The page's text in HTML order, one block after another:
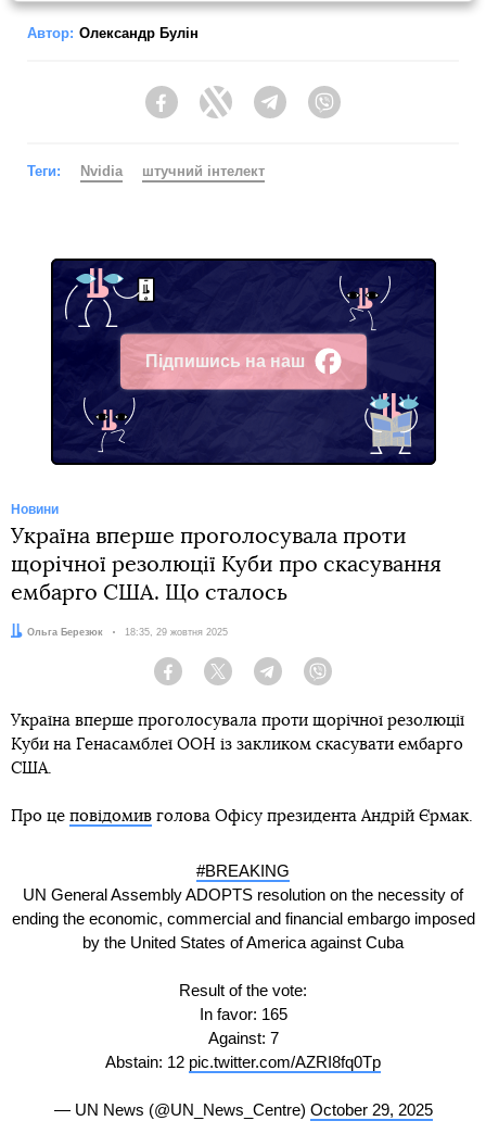
Автор: Олександр Булін
FacebookTwitter Telegram
Теги: Nvidia штучний інтелект
Підпишись на наш
Facebook
Новини
Україна вперше проголосувала проти
щорічної резолюції Куби про скасування
ембарго США. Що сталось
Автор:
Ольга Березюк Дата:
18:35, 29 жовтня 2025
Facebook Twitter Telegram
Україна вперше проголосувала проти щорічної резолюції
Куби на Генасамблеї ООН із закликом скасувати ембарго
США.
Про це повідомив голова Офісу президента Андрій Єрмак.
#BREAKING
UN General Assembly ADOPTS resolution on the necessity of
ending the economic, commercial and financial embargo imposed
by the United States of America against Cuba
Result of the vote:
In favor: 165
Against: 7
Abstain: 12 pic.twitter.com/AZRI8fq0Tp
— UN News (@UN_News_Centre) October 29, 2025